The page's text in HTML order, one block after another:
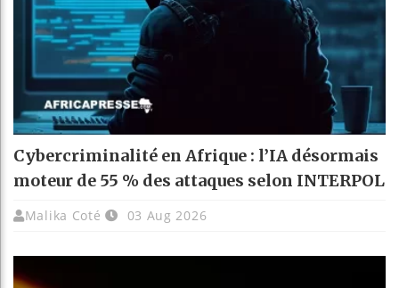
Cybercriminalité en Afrique : l’IA désormais
moteur de 55 % des attaques selon INTERPOL
Malika Coté 03 Aug 2026